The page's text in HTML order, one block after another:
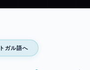
ガル語へ